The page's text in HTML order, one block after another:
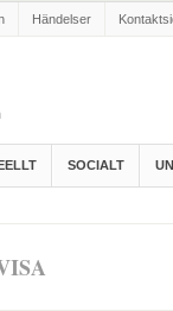
Händelser
SOCIALT